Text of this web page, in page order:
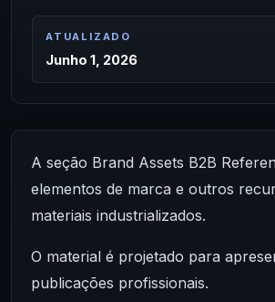
ATUALIZADO
Junho 1, 2026
A seção Brand Assets B2B
elementos de marca e outros
materiais industrializados.
O material é projetado para
publicações profissionais.